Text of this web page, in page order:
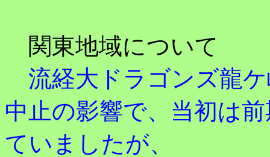
関東地域について
流経大ドラゴンズ龍
中止の影響で、当初は
ていましたが、